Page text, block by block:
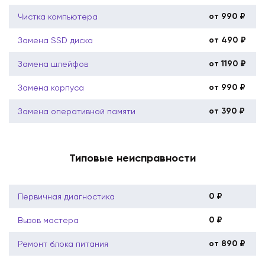
Чистка компьютера от 990 ₽
Замена SSD диска от 490 ₽
Замена шлейфов от 1190 ₽
Замена корпуса от 990 ₽
Замена оперативной памяти от 390 ₽
Типовые неисправности
Первичная диагностика 0 ₽
Вызов мастера 0 ₽
Ремонт блока питания от 890 ₽